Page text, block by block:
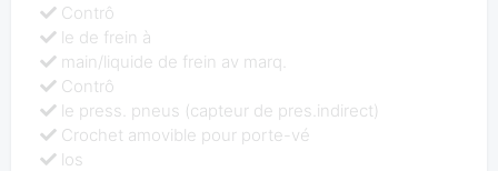
Contrô
le de frein à
main/liquide de frein av marq.
Contrô
le press. pneus (capteur de pres.indirect)
Crochet amovible pour porte-vé
los